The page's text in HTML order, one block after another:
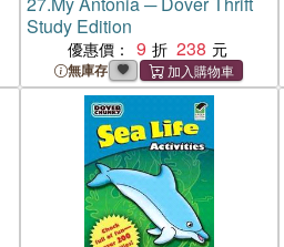
Study Edition
優惠價： 9 238
無庫存